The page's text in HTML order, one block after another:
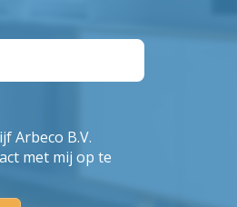
Arbeco B.V.
met mij op te